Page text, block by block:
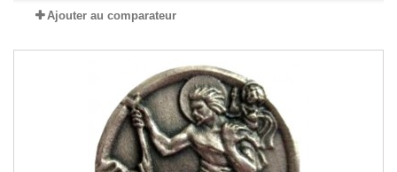
Ajouter au comparateur